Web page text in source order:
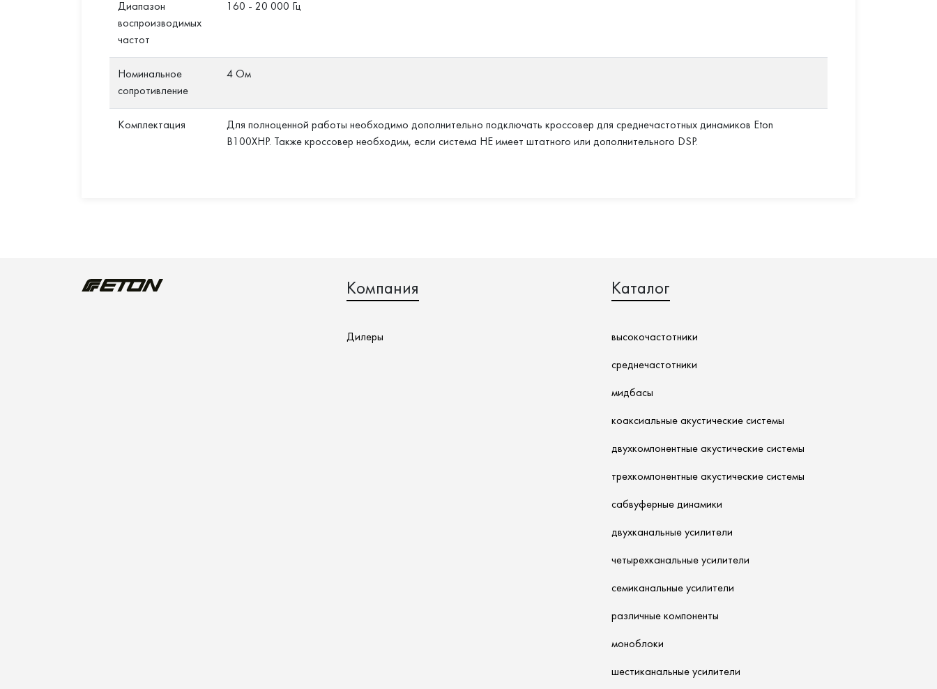
Диапазон
воспроизводимых
частот
160 - 20 000 Гц
Номинальное
сопротивление
4 Ом
Комплектация
Для полноценной работы необходимо дополнительно подключать кроссовер для среднечастотных динамиков Eton
B100XHP. Также кроссовер необходим, если система НЕ имеет штатного или дополнительного DSP.
Компания
Дилеры
Каталог
высокочастотники
среднечастотники
мидбасы
коаксиальные акустические системы
двухкомпонентные акустические системы
трехкомпонентные акустические системы
сабвуферные динамики
двухканальные усилители
четырехканальные усилители
семиканальные усилители
различные компоненты
моноблоки
шестиканальные усилители